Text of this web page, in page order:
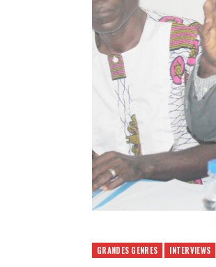
GRANDES GENRES INTERVIEWS